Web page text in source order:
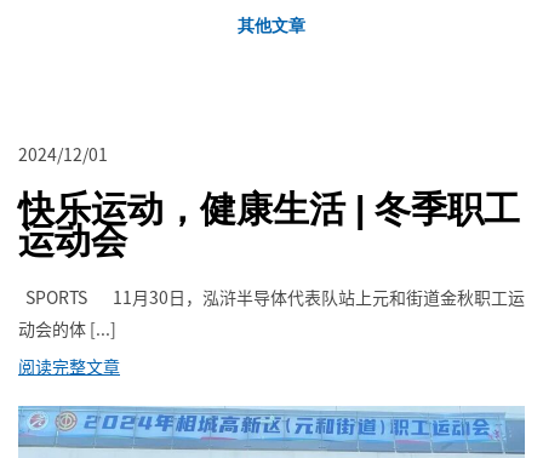
其他文章
2024/12/01
快乐运动，健康生活 | 冬季职工
运动会
SPORTS 11月30日，泓浒半导体代表队站上元和街道金秋职工运
动会的体 [...]
阅读完整文章